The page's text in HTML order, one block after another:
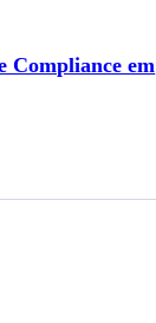
Compliance em